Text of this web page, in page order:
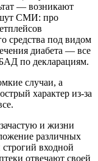
— возникают
СМИ: про
средства под видом
диабета — все
по декларациям.
случаи, а
характер из-за
и жизни
различных
строгий входной
отвечают своей